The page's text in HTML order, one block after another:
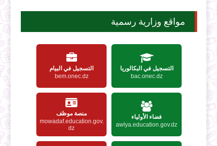
مواقع وزارية رسمية
التسجيل في البكالوريا
bac.onec.dz
التسجيل في البيام
bem.onec.dz
فضاء الأولياء
awlya.education.gov.dz
منصة موظف
mowadaf.education.gov.
dz